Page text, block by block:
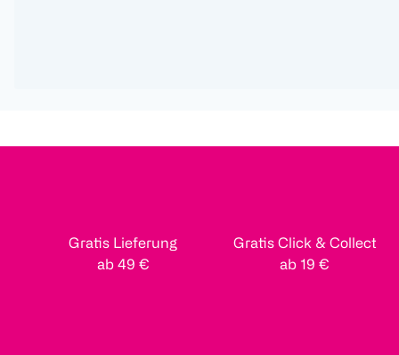
Gratis Lieferung
ab 49 €
Gratis Click & Collect
ab 19 €